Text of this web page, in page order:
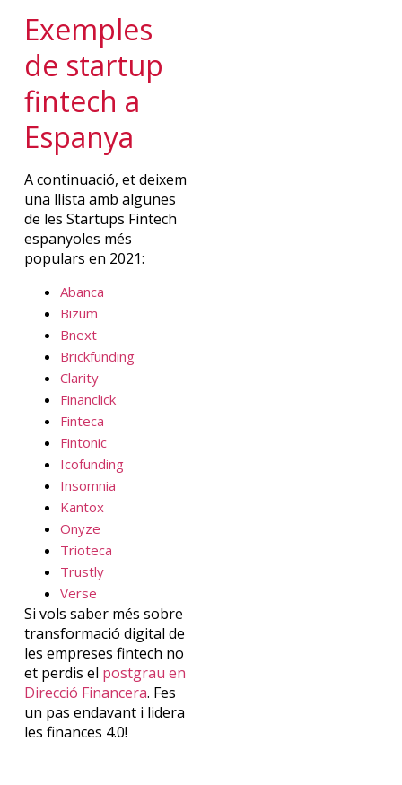
Exemples
de startup
fintech a
Espanya
A continuació, et deixem
una llista amb algunes
de les Startups Fintech
espanyoles més
populars en 2021:
Abanca
Bizum
Bnext
Brickfunding
Clarity
Financlick
Finteca
Fintonic
Icofunding
Insomnia
Kantox
Onyze
Trioteca
Trustly
Verse
Si vols saber més sobre
transformació digital de
les empreses fintech no
et perdis el postgrau en
Direcció Financera. Fes
un pas endavant i lidera
les finances 4.0!